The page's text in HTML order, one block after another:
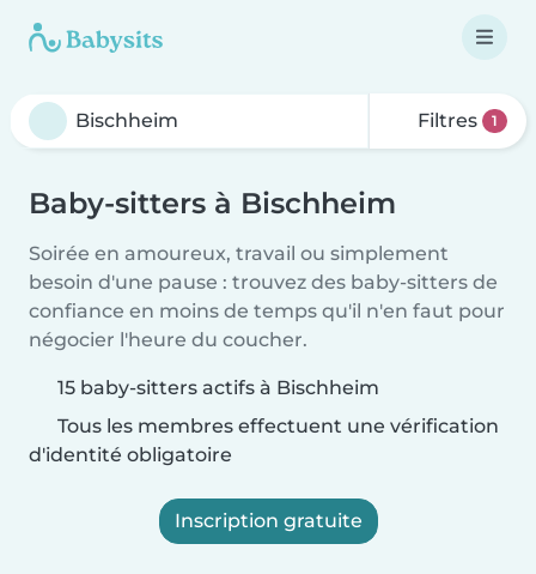
Filtres 1
Baby-sitters à Bischheim
Soirée en amoureux, travail ou simplement
besoin d'une pause : trouvez des baby-sitters de
confiance en moins de temps qu'il n'en faut pour
négocier l'heure du coucher.
15 baby-sitters actifs à Bischheim
Tous les membres effectuent une vérification
d'identité obligatoire
Inscription gratuite